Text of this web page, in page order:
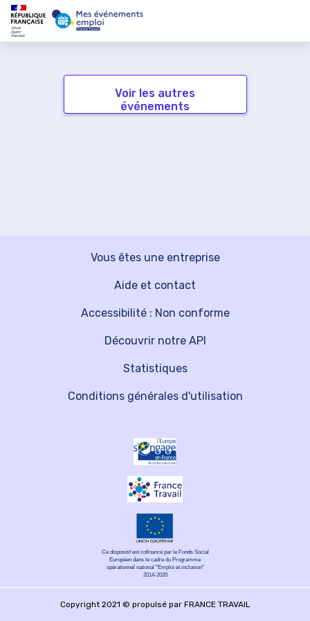
Voir les autres
événements
Vous êtes une entreprise
Découvrir notre API
Aide et contact
Statistiques
Accessibilité : Non conforme
Conditions générales d'utilisation
Ce dispositif est cofinancé par le Fonds Social
Européen dans le cadre du Programme
opérationnel national "Emploi et inclusion"
2014-2020
Copyright 2021 © propulsé par FRANCE TRAVAIL